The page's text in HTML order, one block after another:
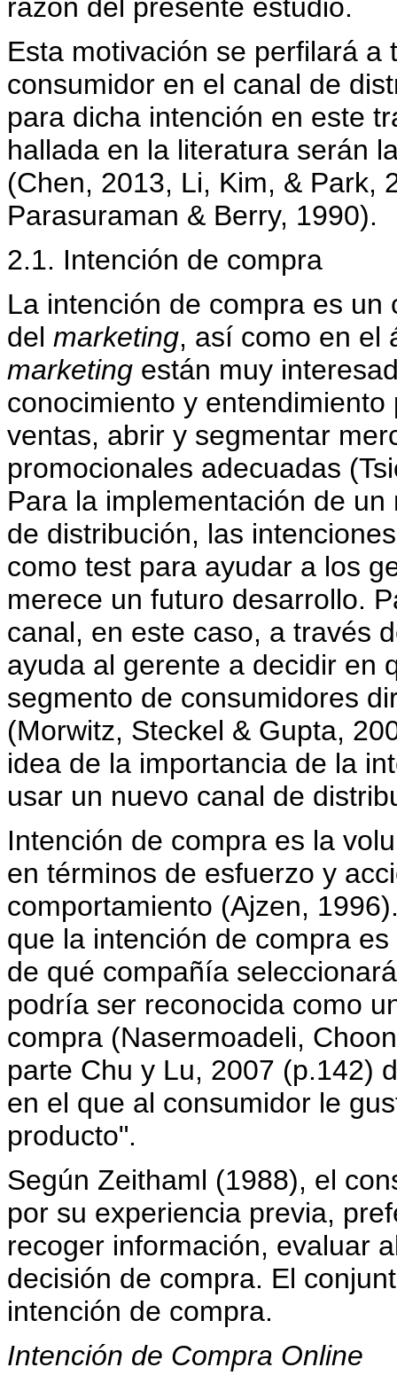
razón del presente estudio.
Esta motivación se perfilará
consumidor en el canal de
para dicha intención en este
hallada en la literatura serán
(Chen, 2013, Li, Kim, & Park,
Parasuraman & Berry, 1990).
2.1. Intención de compra
La intención de compra es
del marketing, así como en el
marketing están muy
conocimiento y
ventas, abrir y segmentar
promocionales adecuadas
Para la implementación de
de distribución, las
como test para ayudar a los
merece un futuro desarrollo.
canal, en este caso, a través
ayuda al gerente a decidir en
segmento de consumidores
(Morwitz, Steckel & Gupta,
idea de la importancia de la
usar un nuevo canal de
Intención de compra es la
en términos de esfuerzo y
comportamiento (Ajzen,
que la intención de compra
de qué compañía
podría ser reconocida como
compra (Nasermoadeli,
parte Chu y Lu, 2007 (p.142)
en el que al consumidor le
producto".
Según Zeithaml (1988), el
por su experiencia previa,
recoger información, evaluar
decisión de compra. El
intención de compra.
Intención de Compra Online